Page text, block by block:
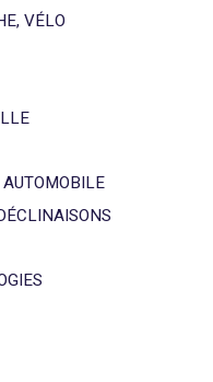
VÉLO
AUTOMOBILE